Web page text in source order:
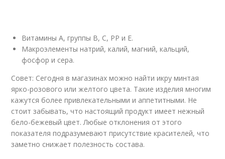
Витамины А, группы В, С, РР и Е.
Макроэлементы натрий, калий, магний, кальций,
фосфор и сера.
Совет: Сегодня в магазинах можно найти икру минтая
ярко-розового или желтого цвета. Такие изделия многим
кажутся более привлекательными и аппетитными. Не
стоит забывать, что настоящий продукт имеет нежный
бело-бежевый цвет. Любые отклонения от этого
показателя подразумевают присутствие красителей, что
заметно снижает полезность состава.